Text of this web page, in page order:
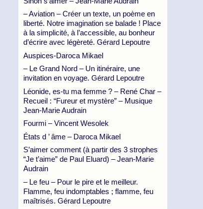
– Aviation – Créer un texte, un poème en
liberté. Notre imagination se balade ! Place
à la simplicité, à l’accessible, au bonheur
d’écrire avec légèreté. Gérard Lepoutre
Auspices-Daroca Mikael
– Le Grand Nord – Un itinéraire, une
invitation en voyage. Gérard Lepoutre
Léonide, es-tu ma femme ? – René Char –
Recueil : “Fureur et mystère” – Musique
Jean-Marie Audrain
Fourmi – Vincent Wesolek
États d ’ âme – Daroca Mikael
S’aimer comment (à partir des 3 strophes
“Je t’aime” de Paul Eluard) – Jean-Marie
Audrain
– Le feu – Pour le pire et le meilleur.
Flamme, feu indomptables ; flamme, feu
maîtrisés. Gérard Lepoutre